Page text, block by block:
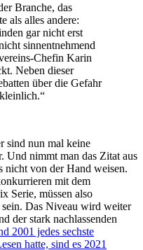
Branche, das
als alles andere:
gar nicht erst
sinnentnehmend
Chefin Karin
Neben dieser
über die Gefahr
sind nun mal keine
Und nimmt man das Zitat aus
nicht von der Hand weisen.
mit dem
Serie, müssen also
Das Niveau wird weiter
der stark nachlassenden
2001 jedes sechste
hatte, sind es 2021